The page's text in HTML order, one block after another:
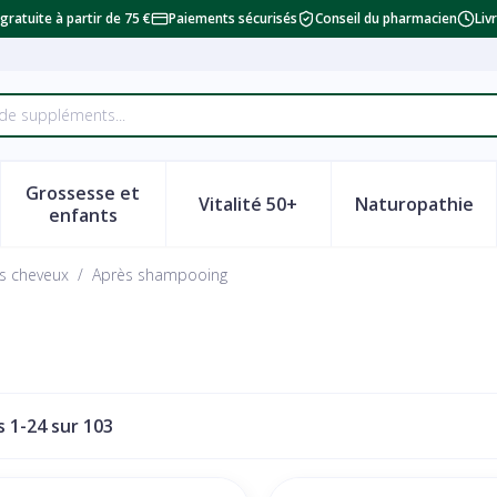
à partir de 75 € Paiements sécurisés Conseil du pharmacien
Beauté, soins et hygiène
sous-menu pour la catégorie Régime, alimentation &
Grossesse et
enfantsAfficher le sous-menu pour la catégorie
Vitalité 50+Afficher le sous-menu pour
Naturopathie
Afficher
cheveux / Après shampooing
1-24sur 103